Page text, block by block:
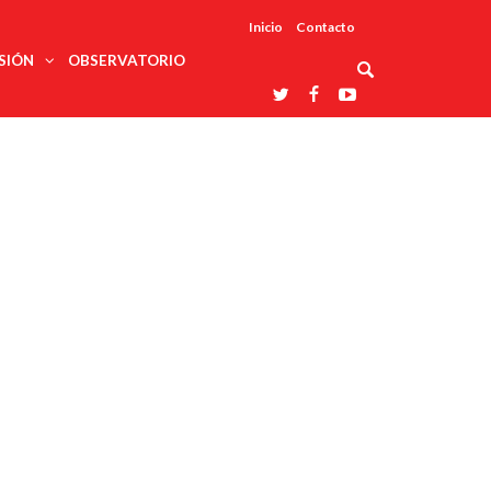
Inicio Contacto
OBSERVATORIO